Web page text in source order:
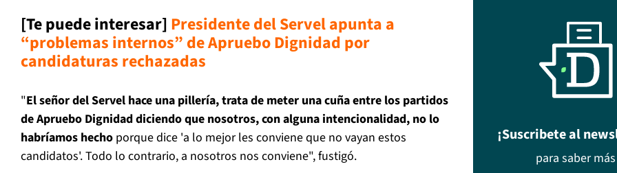
[Te puede interesar] Presidente del Servel apunta a
“problemas internos” de Apruebo Dignidad por
candidaturas rechazadas
"El señor del Servel hace una pillería, trata de meter una cuña entre los partidos
de Apruebo Dignidad diciendo que nosotros, con alguna intencionalidad, no lo
habríamos hecho porque dice 'a lo mejor les conviene que no vayan estos
candidatos'. Todo lo contrario, a nosotros nos conviene", fustigó.
¡Suscribete al
para saber más